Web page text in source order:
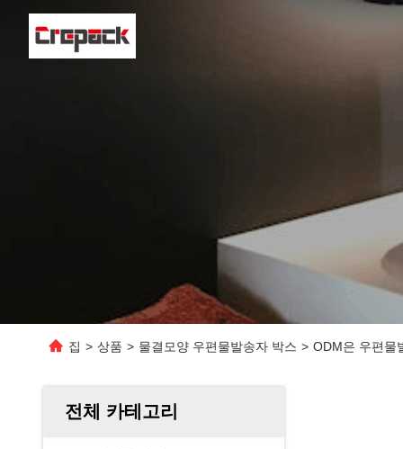
집 > 상품 > 물결모양 우편물발송자 박스 > ODM은 우편물
전체 카테고리